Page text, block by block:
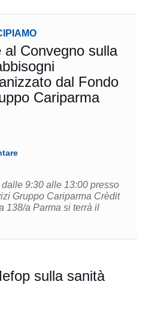
al Convegno sulla
dal Fondo
Cariparma
9:30 alle 13:00 presso
Gruppo Cariparma Crèdit
138/a Parma si terrà il
sulla sanità